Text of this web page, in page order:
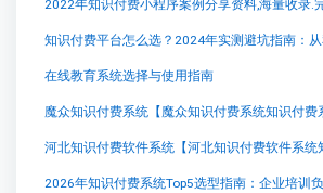
在线教育系统选择与使用指南